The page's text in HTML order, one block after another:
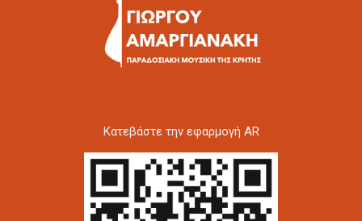
Kατεβάστε την εφαρμογή AR